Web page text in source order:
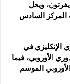
ويحل
المركز السادس
الإنكليزي في
الأوروبي، فيما
الموسم